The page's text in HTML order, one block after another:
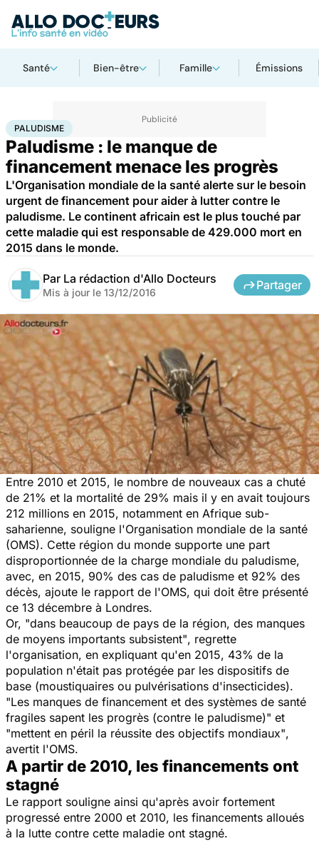
Santé Bien-être Famille Émissions
AccueilSanté Paludisme
PALUDISME
Paludisme : le manque de
financement menace les progrès
L'Organisation mondiale de la santé alerte sur le besoin
urgent de financement pour aider à lutter contre le
paludisme. Le continent africain est le plus touché par
cette maladie qui est responsable de 429.000 mort en
2015 dans le monde.
Par La rédaction d'Allo Docteurs
Mis à jour le 13/12/2016
Partager
Entre 2010 et 2015, le nombre de nouveaux cas a chuté
de 21% et la mortalité de 29% mais il y en avait toujours
212 millions en 2015, notamment en Afrique sub-
saharienne, souligne l'Organisation mondiale de la santé
(OMS). Cette région du monde supporte une part
disproportionnée de la charge mondiale du paludisme,
avec, en 2015, 90% des cas de paludisme et 92% des
décès, ajoute le rapport de l'OMS, qui doit être présenté
ce 13 décembre à Londres.
Or, "dans beaucoup de pays de la région, des manques
de moyens importants subsistent", regrette
l'organisation, en expliquant qu'en 2015, 43% de la
population n'était pas protégée par les dispositifs de
base (moustiquaires ou pulvérisations d'insecticides).
"Les manques de financement et des systèmes de santé
fragiles sapent les progrès (contre le paludisme)" et
"mettent en péril la réussite des objectifs mondiaux",
avertit l'OMS.
A partir de 2010, les financements ont
stagné
Le rapport souligne ainsi qu'après avoir fortement
progressé entre 2000 et 2010, les financements alloués
à la lutte contre cette maladie ont stagné.